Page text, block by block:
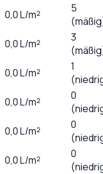
0,0L/m²
5
0,0L/m²
3
0,0L/m²
1
0,0L/m²
0
0,0L/m²
0
0,0L/m²
0